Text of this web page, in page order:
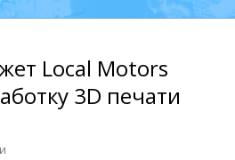
Local Motors
3D печати